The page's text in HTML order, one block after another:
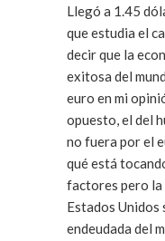
Llegó a 1.45
que estudia el
decir que la
exitosa del
euro en mi
opuesto, el del
no fuera por el
qué está
factores pero la
Estados Unidos
endeudada del